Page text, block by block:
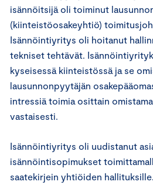
isännöitsijä oli toiminut
(kiinteistöosakeyhtiö)
Isännöintiyritys oli hoitanut
tekniset tehtävät.
kyseisessä kiinteistössä ja se
lausunnonpyytäjän
intressiä toimia osittain
vastaisesti.
Isännöintiyritys oli uudistanut
isännöintisopimukset
saatekirjein yhtiöiden